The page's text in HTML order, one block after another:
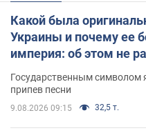
Какой была
Украины и почему ее
империя: об этом не
Государственным символом
припев песни
9.08.2026 09:15 32,5 т.